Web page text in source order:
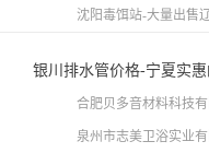
沈阳毒饵站-大量出售
银川排水管价格-宁夏实惠
合肥贝多音材料科技有
泉州市志美卫浴实业有